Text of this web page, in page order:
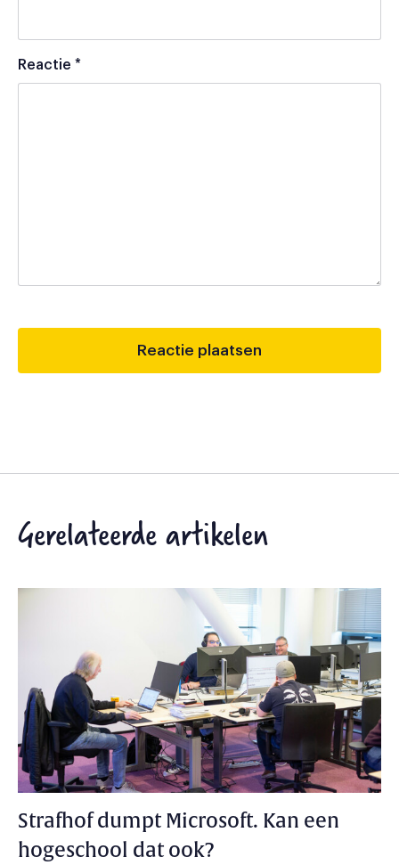
Reactie *
Gerelateerde artikelen
Strafhof dumpt Microsoft. Kan een
hogeschool dat ook?